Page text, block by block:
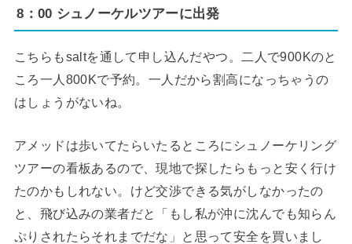
8：00 シュノーケルツアーに出発
こちらもsaltを通して申し込んだやつ。二人で900Kのと
ころ一人800Kで予約。一人だから割高になっちゃうの
はしょうがないね。
アメッドは歩いてたらいたるところにシュノーケリング
ツアーの看板あるので、現地で探したらもっと安く行け
たのかもしれない。けど交渉できる気がしなかったの
と、飛び込みの業者だと「もし私が沖に沈んでも知らん
ぷりされたらそれまでだな」と思って安全を買いまし